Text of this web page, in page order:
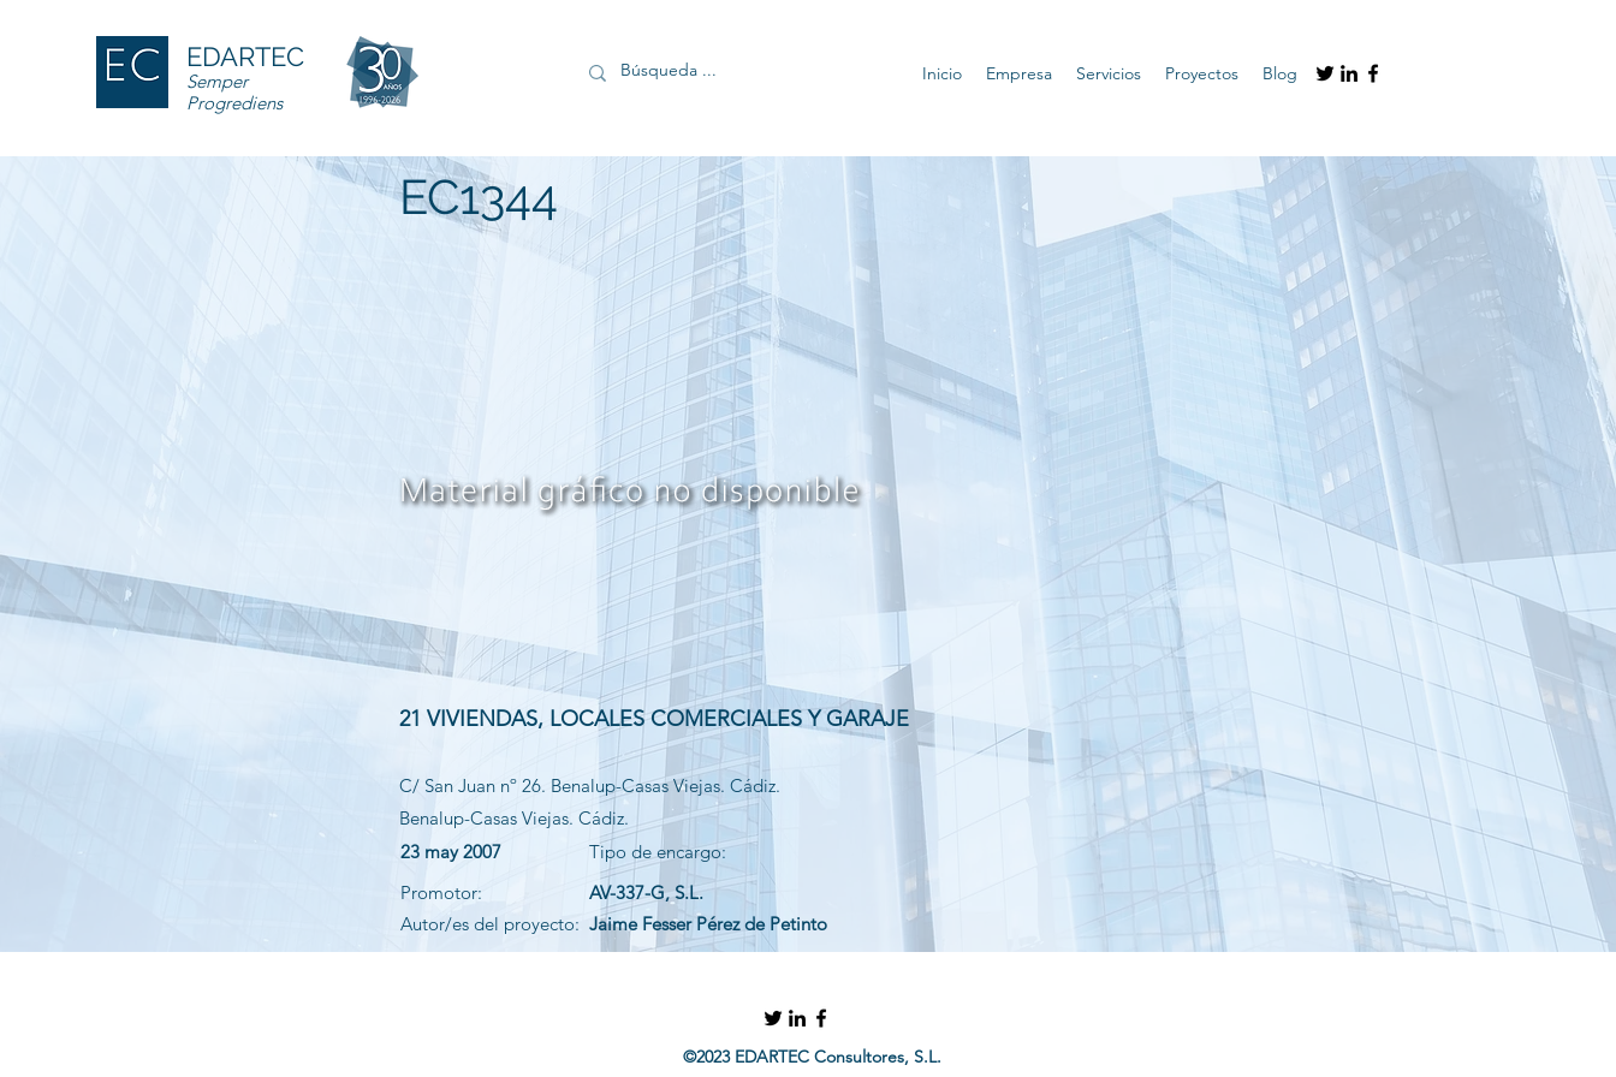
EDARTEC
Semper
Progrediens
Inicio Empresa Servicios Proyectos Blog
EC1344
21 VIVIENDAS, LOCALES COMERCIALES Y GARAJE
C/ San Juan nº 26. Benalup-Casas Viejas. Cádiz.
Benalup-Casas Viejas. Cádiz.
23 may 2007
Promotor:
Autor/es del proyecto:
Tipo de encargo:
AV-337-G, S.L.
Jaime Fesser Pérez de Petinto
©2023 EDARTEC Consultores, S.L.